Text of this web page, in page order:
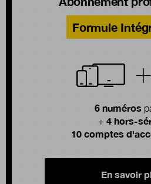
Formule
6 numéros
+ 4 hors-
10 comptes
En savoir